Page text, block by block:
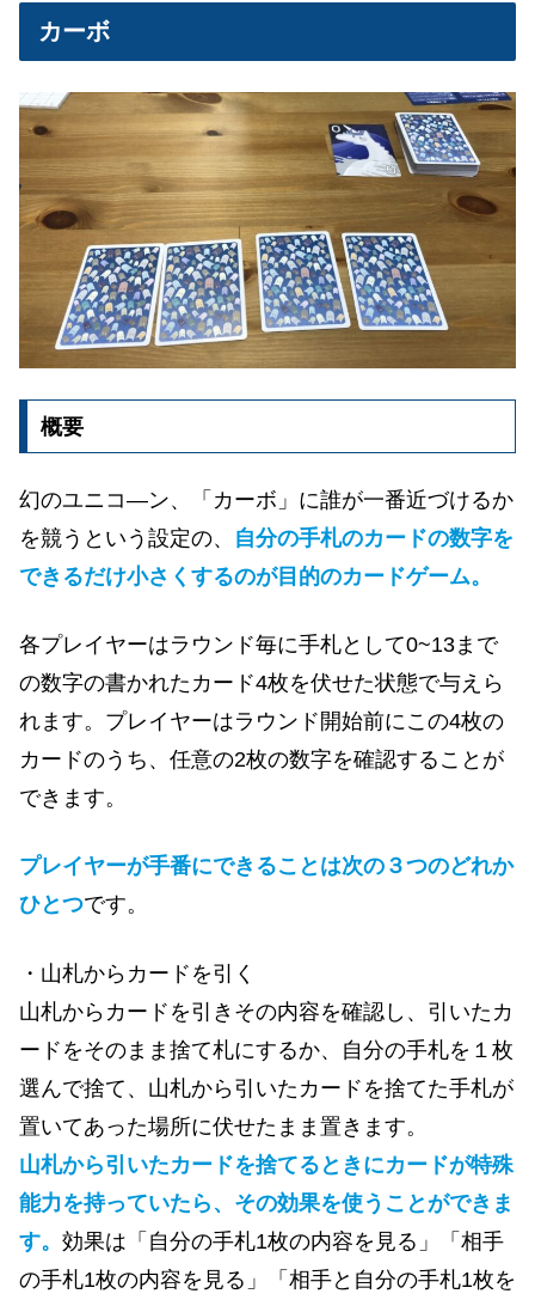
カーボ
概要
幻のユニコ―ン、「カーボ」に誰が一番近づけるか
を競うという設定の、 自分の手札のカードの数字を
できるだけ小さくするのが目的のカードゲーム。
各プレイヤーはラウンド毎に手札として0~13まで
の数字の書かれたカード4枚を伏せた状態で与えら
れます。プレイヤーはラウンド開始前にこの4枚の
カードのうち、任意の2枚の数字を確認することが
できます。
プレイヤーが手番にできることは次の３つのどれか
ひとつです。
・山札からカードを引く
山札からカードを引きその内容を確認し、引いたカ
ードをそのまま捨て札にするか、自分の手札を１枚
選んで捨て、山札から引いたカードを捨てた手札が
置いてあった場所に伏せたまま置きます。
山札から引いたカードを捨てるときにカードが特殊
能力を持っていたら、その効果を使うことができま
す。 効果は「自分の手札1枚の内容を見る」「相手
の手札1枚の内容を見る」「相手と自分の手札1枚を